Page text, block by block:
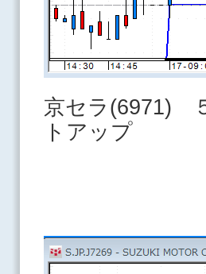
京セラ(6971)
トアップ